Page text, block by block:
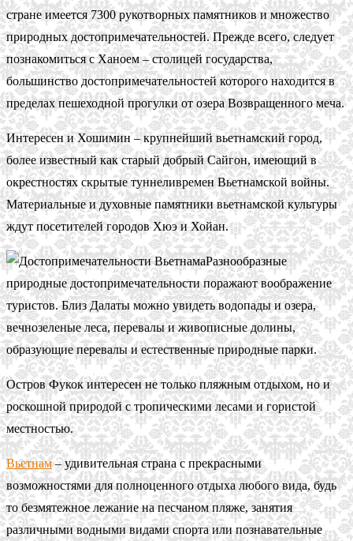
стране имеется 7300 рукотворных памятников и множество
природных достопримечательностей. Прежде всего, следует
познакомиться с Ханоем – столицей государства,
большинство достопримечательностей которого находится в
пределах пешеходной прогулки от озера Возвращенного меча.
Интересен и Хошимин – крупнейший вьетнамский город,
более известный как старый добрый Сайгон, имеющий в
окрестностях скрытые туннеливремен Вьетнамской войны.
Материальные и духовные памятники вьетнамской культуры
ждут посетителей городов Хюэ и Хойан.
Разнообразные
природные достопримечательности поражают воображение
туристов. Близ Далаты можно увидеть водопады и озера,
вечнозеленые леса, перевалы и живописные долины,
образующие перевалы и естественные природные парки.
Остров Фукок интересен не только пляжным отдыхом, но и
роскошной природой с тропическими лесами и гористой
местностью.
Вьетнам– удивительная страна с прекрасными
возможностями для полноценного отдыха любого вида, будь
то безмятежное лежание на песчаном пляже, занятия
различными водными видами спорта или познавательные